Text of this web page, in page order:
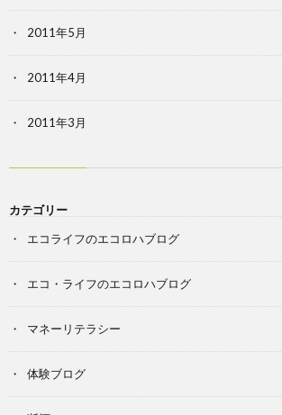
2011年5月
2011年4月
2011年3月
カテゴリー
エコライフのエコロハブログ
エコ・ライフのエコロハブログ
マネーリテラシー
体験ブログ